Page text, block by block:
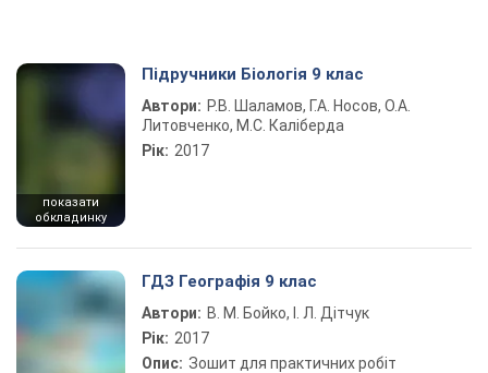
показати
обкладинку
Підручники Біологія 9 клас
Автори: Р.В. Шаламов, Г.А. Носов, О.А.
Литовченко, М.С. Каліберда
Рік: 2017
ГДЗ Географія 9 клас
Автори: В. М. Бойко, І. Л. Дітчук
Рік: 2017
Опис: Зошит для практичних робіт